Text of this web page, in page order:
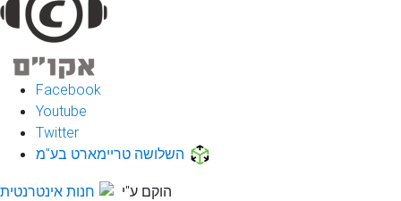
Facebook
Youtube
Twitter
השלושה טריימארט בע"מ
הוקם ע"י חנות אינטרנטית